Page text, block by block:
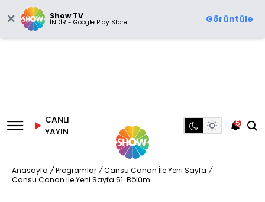
Show TV
İNDİR - Google Play Store Görüntüle
CANLI
YAYIN
5
Anasayfa / Programlar / Cansu Canan İle Yeni Sayfa /
Cansu Canan ile Yeni Sayfa 51. Bölüm